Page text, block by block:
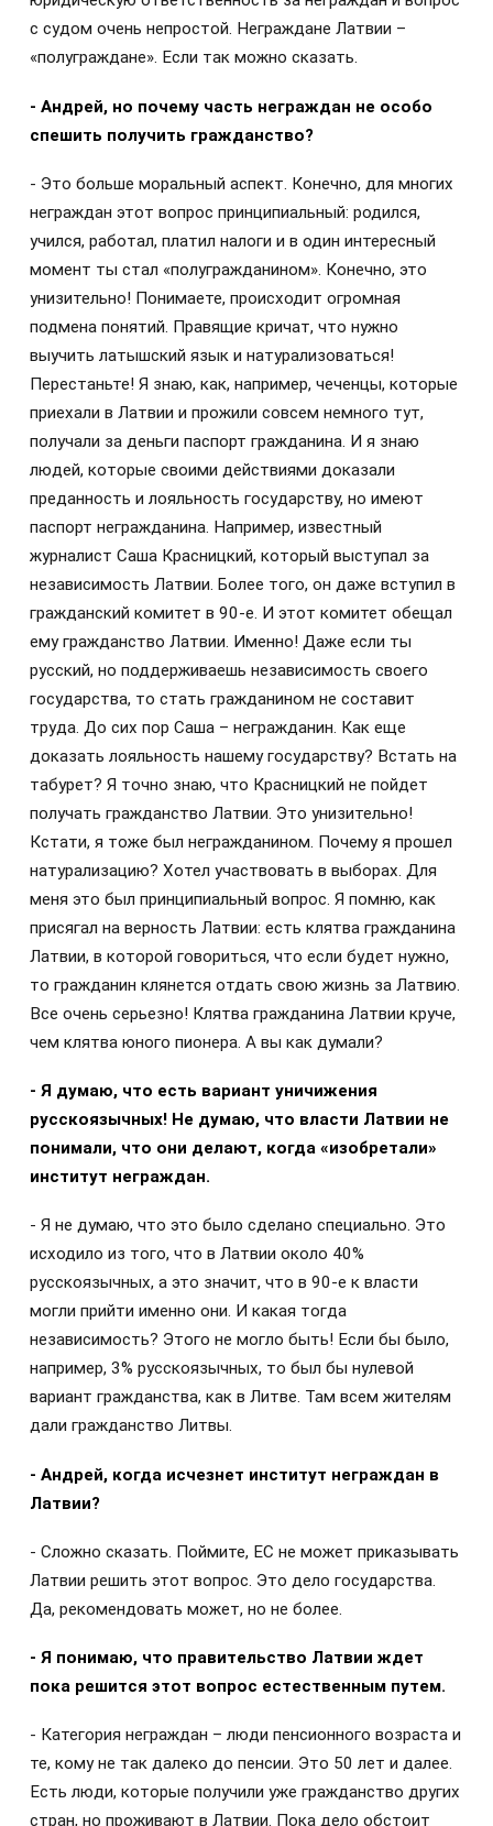
с судом очень непростой. Неграждане Латвии –
«полуграждане». Если так можно сказать.
- Андрей, но почему часть неграждан не особо
спешить получить гражданство?
- Это больше моральный аспект. Конечно, для многих
неграждан этот вопрос принципиальный: родился,
учился, работал, платил налоги и в один интересный
момент ты стал «полугражданином». Конечно, это
унизительно! Понимаете, происходит огромная
подмена понятий. Правящие кричат, что нужно
выучить латышский язык и натурализоваться!
Перестаньте! Я знаю, как, например, чеченцы, которые
приехали в Латвии и прожили совсем немного тут,
получали за деньги паспорт гражданина. И я знаю
людей, которые своими действиями доказали
преданность и лояльность государству, но имеют
паспорт негражданина. Например, известный
журналист Саша Красницкий, который выступал за
независимость Латвии. Более того, он даже вступил в
гражданский комитет в 90-е. И этот комитет обещал
ему гражданство Латвии. Именно! Даже если ты
русский, но поддерживаешь независимость своего
государства, то стать гражданином не составит
труда. До сих пор Саша – негражданин. Как еще
доказать лояльность нашему государству? Встать на
табурет? Я точно знаю, что Красницкий не пойдет
получать гражданство Латвии. Это унизительно!
Кстати, я тоже был негражданином. Почему я прошел
натурализацию? Хотел участвовать в выборах. Для
меня это был принципиальный вопрос. Я помню, как
присягал на верность Латвии: есть клятва гражданина
Латвии, в которой говориться, что если будет нужно,
то гражданин клянется отдать свою жизнь за Латвию.
Все очень серьезно! Клятва гражданина Латвии круче,
чем клятва юного пионера. А вы как думали?
- Я думаю, что есть вариант уничижения
русскоязычных! Не думаю, что власти Латвии не
понимали, что они делают, когда «изобретали»
институт неграждан.
- Я не думаю, что это было сделано специально. Это
исходило из того, что в Латвии около 40%
русскоязычных, а это значит, что в 90-е к власти
могли прийти именно они. И какая тогда
независимость? Этого не могло быть! Если бы было,
например, 3% русскоязычных, то был бы нулевой
вариант гражданства, как в Литве. Там всем жителям
дали гражданство Литвы.
- Андрей, когда исчезнет институт неграждан в
Латвии?
- Сложно сказать. Поймите, ЕС не может приказывать
Латвии решить этот вопрос. Это дело государства.
Да, рекомендовать может, но не более.
- Я понимаю, что правительство Латвии ждет
пока решится этот вопрос естественным путем.
- Категория неграждан – люди пенсионного возраста и
те, кому не так далеко до пенсии. Это 50 лет и далее.
Есть люди, которые получили уже гражданство других
стран, но проживают в Латвии. Пока дело обстоит